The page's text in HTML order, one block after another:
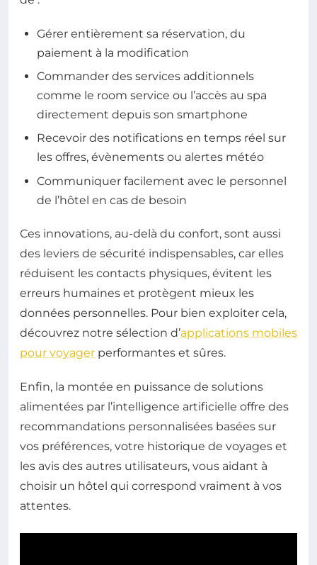
Gérer entièrement sa réservation, du
paiement à la modification
Commander des services additionnels
comme le room service ou l’accès au spa
directement depuis son smartphone
Recevoir des notifications en temps réel sur
les offres, évènements ou alertes météo
Communiquer facilement avec le personnel
de l’hôtel en cas de besoin
Ces innovations, au-delà du confort, sont aussi
des leviers de sécurité indispensables, car elles
réduisent les contacts physiques, évitent les
erreurs humaines et protègent mieux les
données personnelles. Pour bien exploiter cela,
découvrez notre sélection d’applications mobiles
pour voyager performantes et sûres.
Enfin, la montée en puissance de solutions
alimentées par l’intelligence artificielle offre des
recommandations personnalisées basées sur
vos préférences, votre historique de voyages et
les avis des autres utilisateurs, vous aidant à
choisir un hôtel qui correspond vraiment à vos
attentes.